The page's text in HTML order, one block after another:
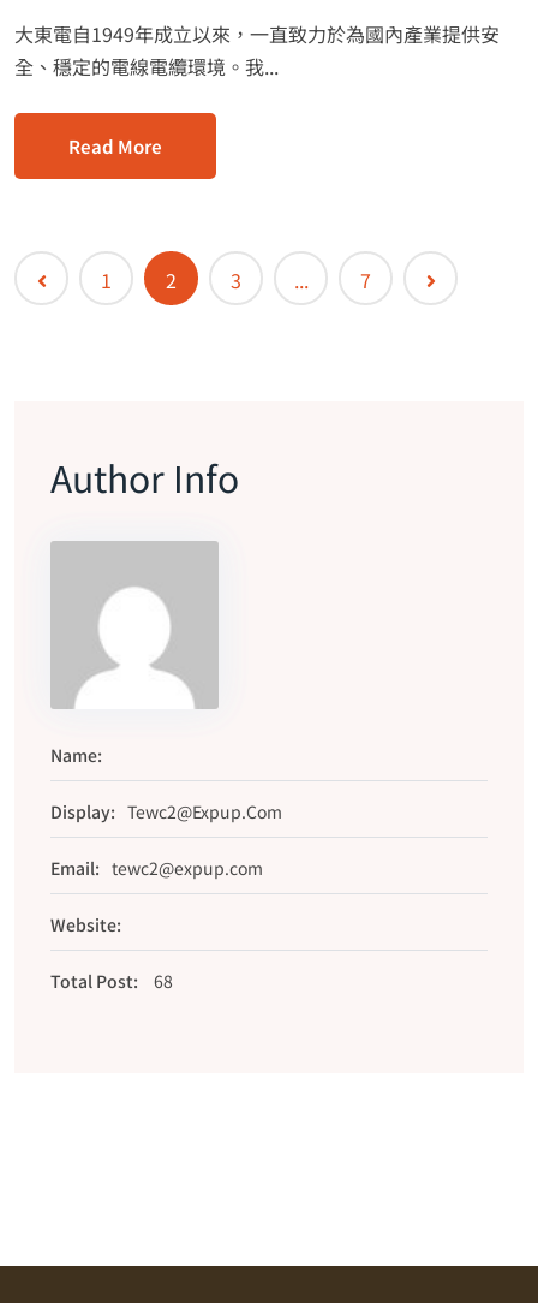
大東電自1949年成立以來，一直致力於為國內產業提供安
全、穩定的電線電纜環境。我...
Read More
1 2 3 ... 7
Author Info
Name:
Display: Tewc2@expup.com
Email: tewc2@expup.com
Website:
Total Post: 68